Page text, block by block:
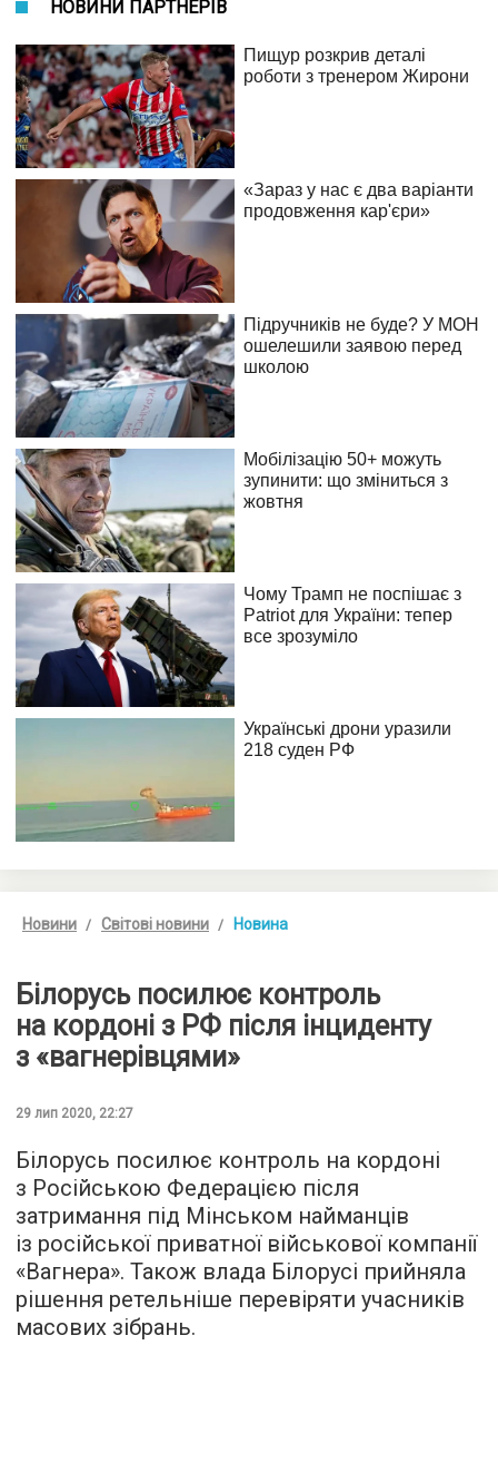
НОВИНИ ПАРТНЕРІВ
Новини Світові новини Новина
Білорусь посилює контроль
на кордоні з РФ після інциденту
з «вагнерівцями»
29 лип 2020, 22:27
Білорусь посилює контроль на кордоні
з Російською Федерацією після
затримання під Мінськом найманців
із російської приватної військової компанії
«Вагнера». Також влада Білорусі прийняла
рішення ретельніше перевіряти учасників
масових зібрань.